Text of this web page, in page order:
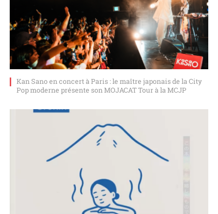
Kan Sano en concert à Paris : le maître japonais de la City
Pop moderne présente son MOJACAT Tour à la MCJP